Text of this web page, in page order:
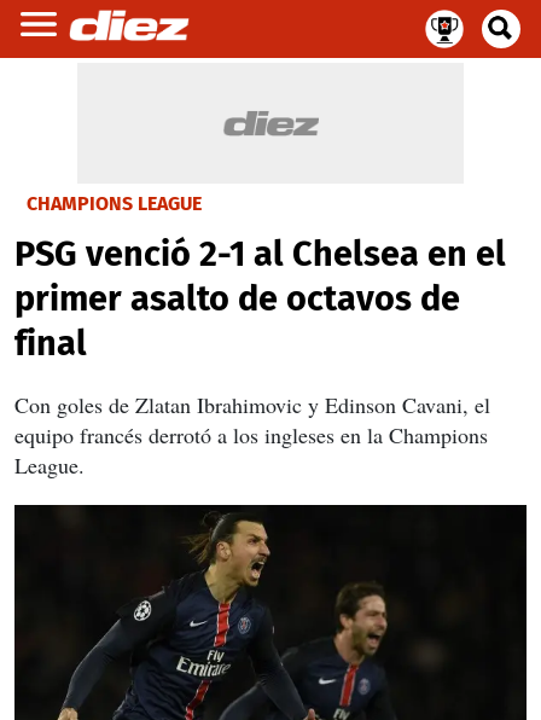
CHAMPIONS LEAGUE
PSG venció 2-1 al Chelsea en el
primer asalto de octavos de
final
Con goles de Zlatan Ibrahimovic y Edinson Cavani, el
equipo francés derrotó a los ingleses en la Champions
League.